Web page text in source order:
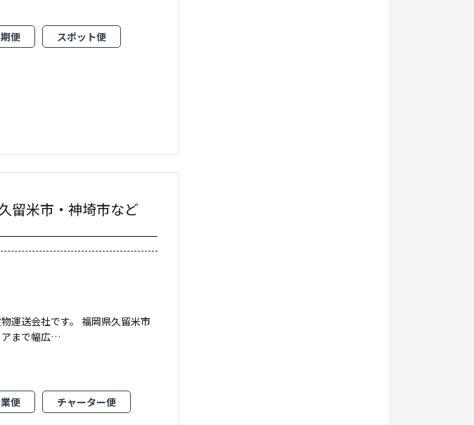
便 スポット便
留米市・神埼市など
運送会社です。 福岡県久留米市
アまで幅広…
便 チャーター便